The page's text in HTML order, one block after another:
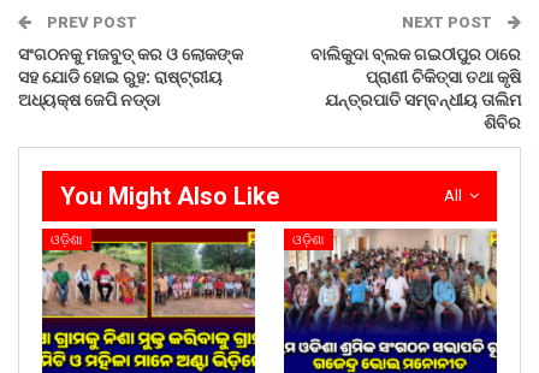
Share on:
WhatsApp
PREV POST
ସଂଗଠନକୁ ମଜବୁତ୍ କର ଓ ଲୋକଙ୍କ
ସହ ଯୋଡି ହୋଇ ରୁହ: ରାଷ୍ଟ୍ରୀୟ
ଅଧ୍ୟକ୍ଷ ଜେପି ନଡ୍ଡା
NEXT POST
ବାଲିକୁଦା ବ୍ଲକ ଗଇଠୀପୁର ଠାରେ
ପ୍ରାଣୀ ଚିକିତ୍ସା ତଥା କୃଷି
ଯନ୍ତ୍ରପାତି ସମ୍ବନ୍ଧୀୟ ତାଲିମ
ଶିବିର
All
You Might Also Like
ଓଡ଼ିଶା ଓଡ଼ିଶା